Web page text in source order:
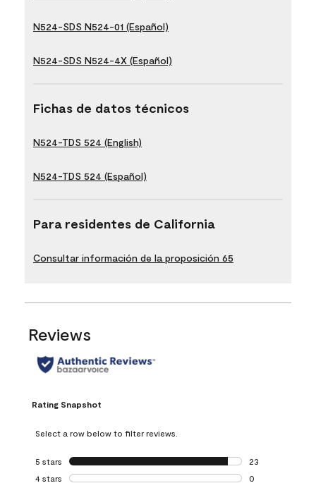
N524-SDS N524-01 (Español)
N524-SDS N524-4X (Español)
Fichas de datos técnicos
N524-TDS 524 (English)
N524-TDS 524 (Español)
Para residentes de California
Consultar información de la proposición 65
Reviews
Rating Snapshot
Select a row below to filter reviews.
5 stars stars
23
23 reviews with
4 stars stars
0